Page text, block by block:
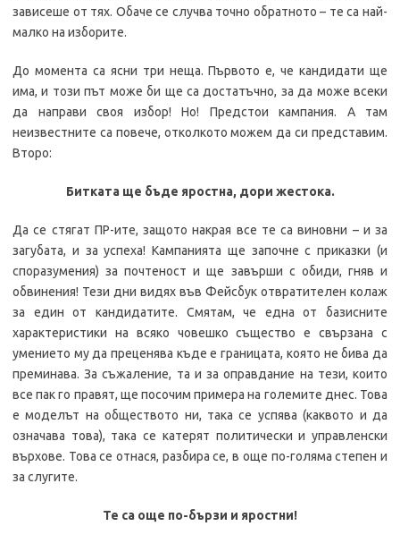
зависеше от тях. Обаче се случва точно обратното – те са най-
малко на изборите.
До момента са ясни три неща. Първото е, че кандидати ще
има, и този път може би ще са достатъчно, за да може всеки
да направи своя избор! Но! Предстои кампания. А там
неизвестните са повече, отколкото можем да си представим.
Второ:
Битката ще бъде яростна, дори жестока.
Да се стягат ПР-ите, защото накрая все те са виновни – и за
загубата, и за успеха! Кампанията ще започне с приказки (и
споразумения) за почтеност и ще завърши с обиди, гняв и
обвинения! Тези дни видях във Фейсбук отвратителен колаж
за един от кандидатите. Смятам, че една от базисните
характеристики на всяко човешко същество е свързана с
умението му да преценява къде е границата, която не бива да
преминава. За съжаление, та и за оправдание на тези, които
все пак го правят, ще посочим примера на големите днес. Това
е моделът на обществото ни, така се успява (каквото и да
означава това), така се катерят политически и управленски
върхове. Това се отнася, разбира се, в още по-голяма степен и
за слугите.
Те са още по-бързи и яростни!